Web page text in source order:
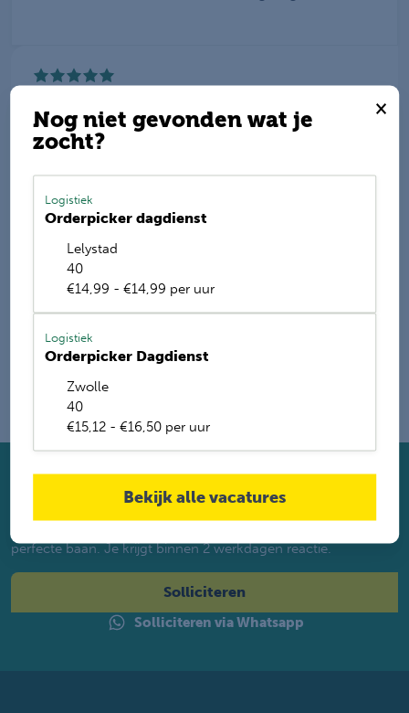
×
Nog niet gevonden wat je
zocht?
Logistiek
Orderpicker dagdienst
Lelystad
40
€14,99 - €14,99 per uur
Logistiek
Orderpicker Dagdienst
Zwolle
40
€15,12 - €16,50 per uur
Bekijk alle vacatures
met een9.2
Deel deze vacature
E-mail mij de nieuwste vacatures
Name
Solliciteer direct
Twijfel je of je geschikt bent? Laat dan toch je gegevens
perfecte baan. Je krijgt binnen 2 werkdagen reactie.
Solliciteren
Solliciteren via Whatsapp